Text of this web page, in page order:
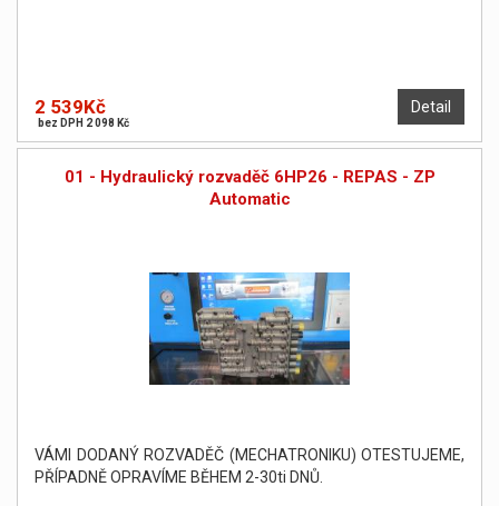
Detail
2 539Kč
bez DPH 2 098 Kč
01 - Hydraulický rozvaděč 6HP26 - REPAS - ZP
Automatic
VÁMI DODANÝ ROZVADĚČ (MECHATRONIKU) OTESTUJEME,
PŘÍPADNĚ OPRAVÍME BĚHEM 2-30ti DNŮ.